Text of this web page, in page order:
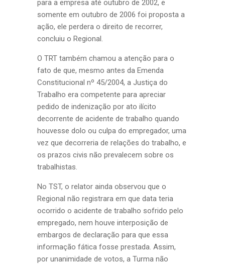
para a empresa até outubro de 2002, e
somente em outubro de 2006 foi proposta a
ação, ele perdera o direito de recorrer,
concluiu o Regional.
O TRT também chamou a atenção para o
fato de que, mesmo antes da Emenda
Constitucional nº 45/2004, a Justiça do
Trabalho era competente para apreciar
pedido de indenização por ato ilícito
decorrente de acidente de trabalho quando
houvesse dolo ou culpa do empregador, uma
vez que decorreria de relações do trabalho, e
os prazos civis não prevalecem sobre os
trabalhistas.
No TST, o relator ainda observou que o
Regional não registrara em que data teria
ocorrido o acidente de trabalho sofrido pelo
empregado, nem houve interposição de
embargos de declaração para que essa
informação fática fosse prestada. Assim,
por unanimidade de votos, a Turma não